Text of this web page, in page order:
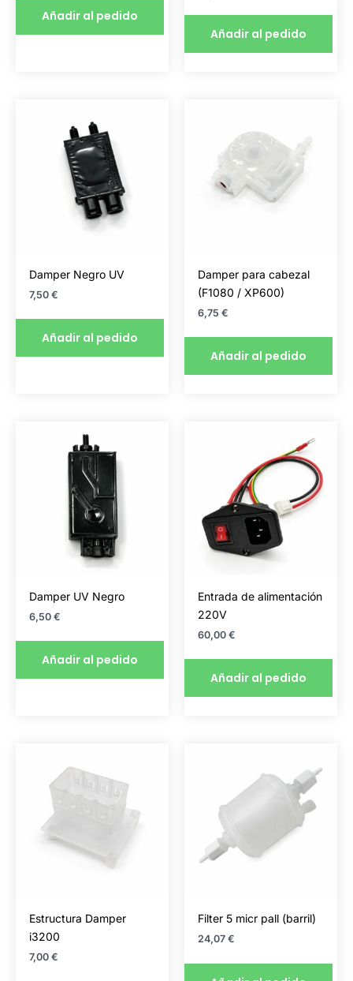
Añadir al pedido
Añadir al pedido
Damper Negro UV
7,50 €
Añadir al pedido
Damper para cabezal
(F1080 / XP600)
6,75 €
Añadir al pedido
Damper UV Negro
6,50 €
Añadir al pedido
Entrada de alimentación
220V
60,00 €
Añadir al pedido
Estructura Damper
i3200
7,00 €
Filter 5 micr pall (barril)
24,07 €